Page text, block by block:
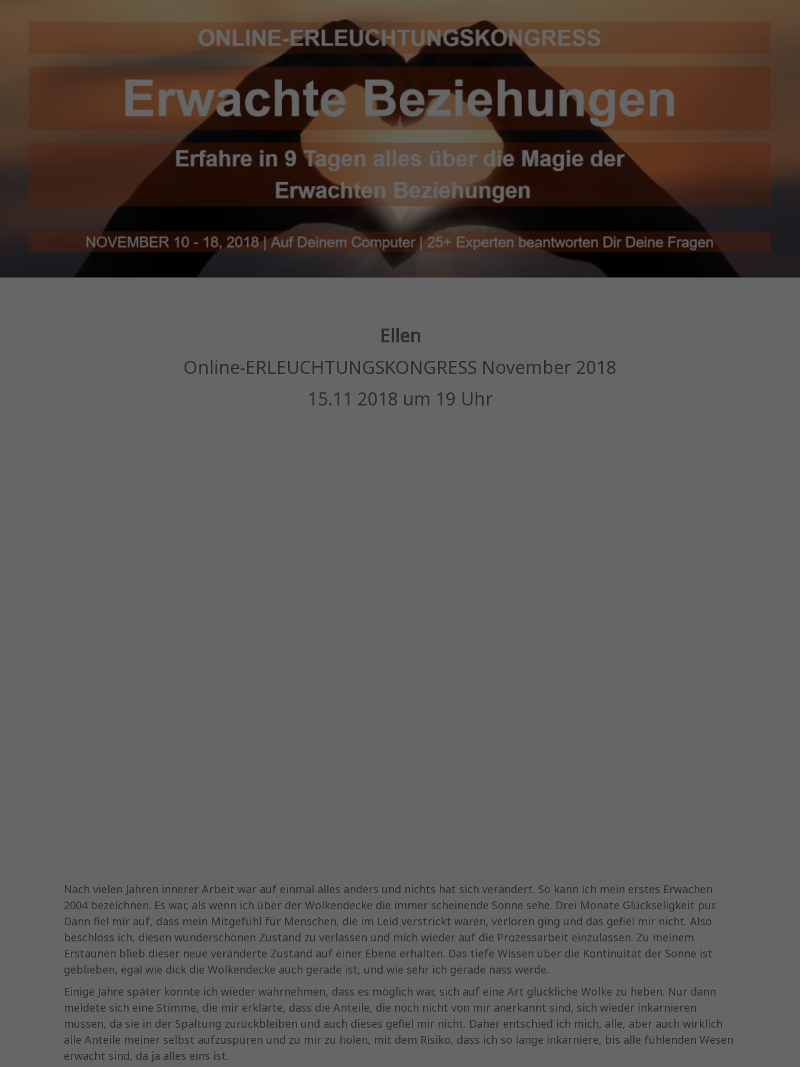
Ellen
Online-ERLEUCHTUNGSKONGRESS November 2018
15.11 2018 um 19 Uhr
Nach vielen Jahren innerer Arbeit war auf einmal alles anders und nichts hat sich verändert. So kann ich mein erstes Erwachen
2004 bezeichnen. Es war, als wenn ich über der Wolkendecke die immer scheinende Sonne sehe. Drei Monate Glückseligkeit pur.
Dann fiel mir auf, dass mein Mitgefühl für Menschen, die im Leid verstrickt waren, verloren ging und das gefiel mir nicht. Also
beschloss ich, diesen wunderschönen Zustand zu verlassen und mich wieder auf die Prozessarbeit einzulassen. Zu meinem
Erstaunen blieb dieser neue veränderte Zustand auf einer Ebene erhalten. Das tiefe Wissen über die Kontinuität der Sonne ist
geblieben, egal wie dick die Wolkendecke auch gerade ist, und wie sehr ich gerade nass werde.
Einige Jahre später konnte ich wieder wahrnehmen, dass es möglich war, sich auf eine Art glückliche Wolke zu heben. Nur dann
meldete sich eine Stimme, die mir erklärte, dass die Anteile, die noch nicht von mir anerkannt sind, sich wieder inkarnieren
müssen, da sie in der Spaltung zurückbleiben und auch dieses gefiel mir nicht. Daher entschied ich mich, alle, aber auch wirklich
alle Anteile meiner selbst aufzuspüren und zu mir zu holen, mit dem Risiko, dass ich so lange inkarniere, bis alle fühlenden Wesen
erwacht sind, da ja alles eins ist.